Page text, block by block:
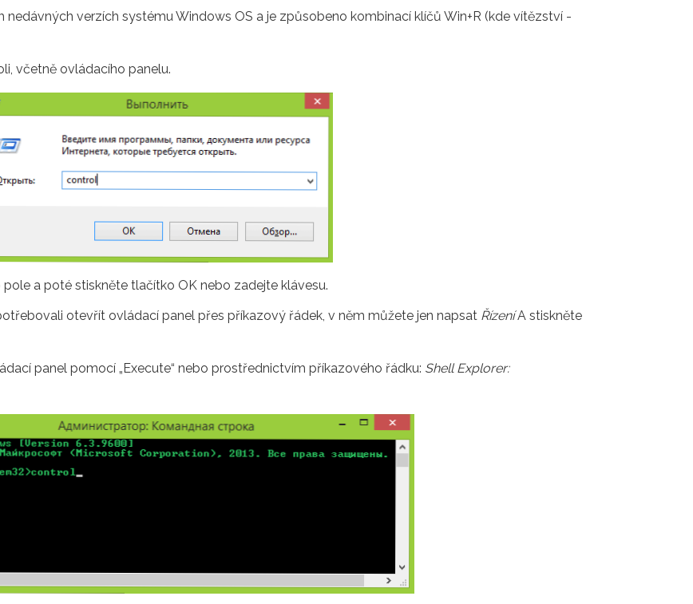
nedávných verzích systému Windows OS a je způsobeno kombinací klíčů Win+R (kde vítězství -
včetně ovládacího panelu.
a poté stiskněte tlačítko OK nebo zadejte klávesu.
otevřít ovládací panel přes příkazový řádek, v něm můžete jen napsat ŘízeníA stiskněte
panel pomocí „Execute“ nebo prostřednictvím příkazového řádku: Shell Explorer: